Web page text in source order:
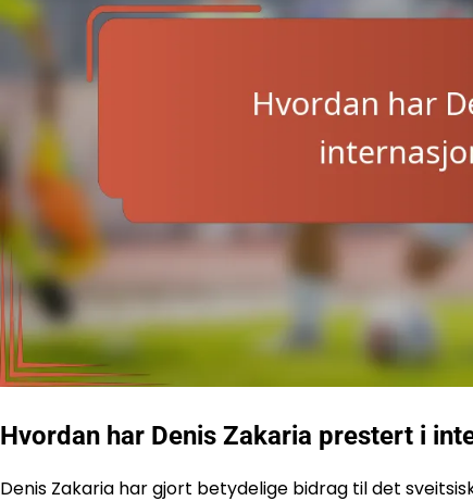
Hvordan har Denis Zakaria prestert i
Denis Zakaria har gjort betydelige bidrag til det